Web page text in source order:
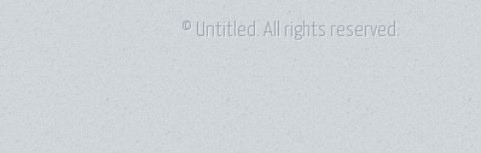
© Untitled. All rights reserved.